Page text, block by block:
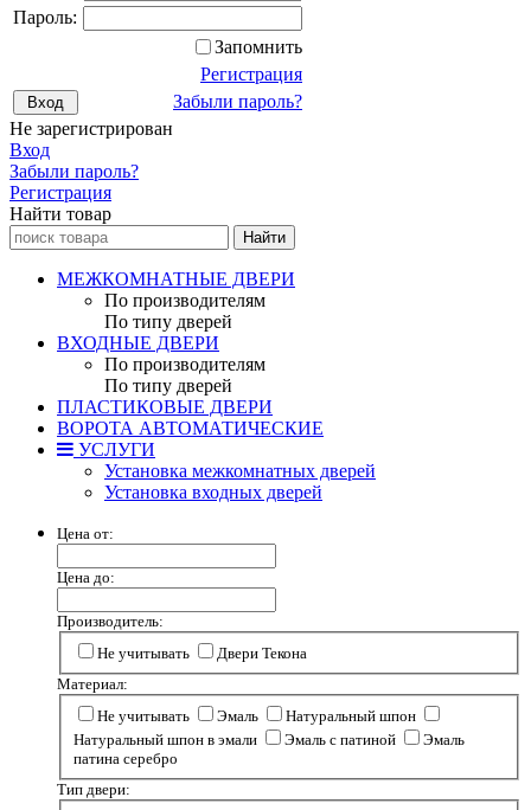
Пароль:
Запомнить
Регистрация
Забыли пароль?
Не зарегистрирован
Вход
Забыли пароль?
Регистрация
Найти товар
МЕЖКОМНАТНЫЕ ДВЕРИ
По производителям
По типу дверей
ВХОДНЫЕ ДВЕРИ
По производителям
По типу дверей
ПЛАСТИКОВЫЕ ДВЕРИ
ВОРОТА АВТОМАТИЧЕСКИЕ
УСЛУГИ
Установка межкомнатных дверей
Установка входных дверей
Цена от:
Цена до:
Производитель:
Не учитывать
Двери Текона
Материал:
Не учитывать
Эмаль
Натуральный шпон
Натуральный шпон в эмали
Эмаль с патиной
Эмаль
патина серебро
Тип двери: